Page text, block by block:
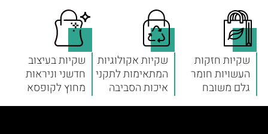
שקיות חזקות
העשויות חומר
גלם משובח
שקיות אקולוגיות
המתאימות לתקני
איכות הסביבה
שקיות בעיצוב
חדשני וניראות
מחוץ לקופסא